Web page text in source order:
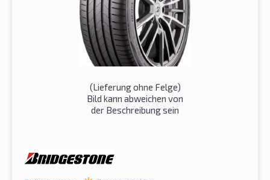
(Lieferung ohne Felge)
Bild kann abweichen von
der Beschreibung sein